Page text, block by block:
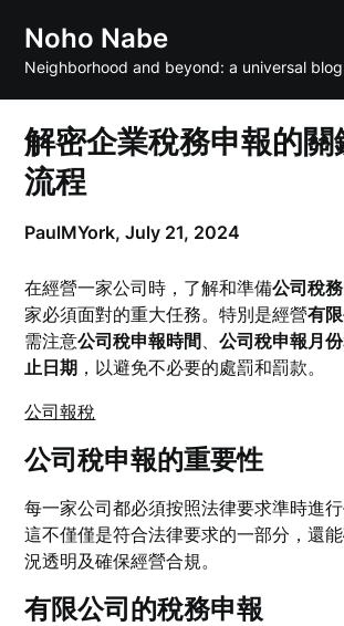
content
Noho Nabe
Neighborhood and beyond: a universal blog
解密企業稅務申報的關
流程
PaulMYork,July 21, 2024
在經營一家公司時，了解和準備公司稅
家必須面對的重大任務。特別是經營有
需注意公司稅申報時間 、公司稅申報月份
止日期 ，以避免不必要的處罰和罰款。
公司報稅
公司稅申報的重要性
每一家公司都必須按照法律要求準時進行
這不僅僅是符合法律要求的一部分，還
況透明及確保經營合規。
有限公司的稅務申報